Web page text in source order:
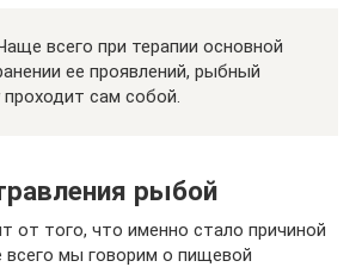
всего при терапии основной
ее проявлений, рыбный
проходит сам собой.
рыбой
от того, что именно стало причиной
всего мы говорим о пищевой